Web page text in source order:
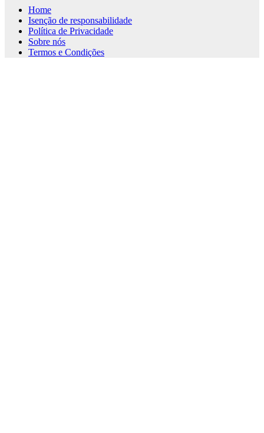
Home
Isenção de responsabilidade
Política de Privacidade
Sobre nós
Termos e Condições